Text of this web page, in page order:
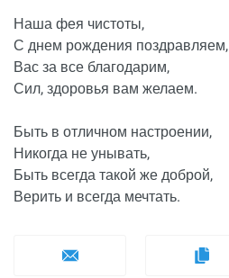
Наша фея чистоты,
С днем рождения поздравляем,
Вас за все благодарим,
Сил, здоровья вам желаем.
Быть в отличном настроении,
Никогда не унывать,
Быть всегда такой же доброй,
Верить и всегда мечтать.